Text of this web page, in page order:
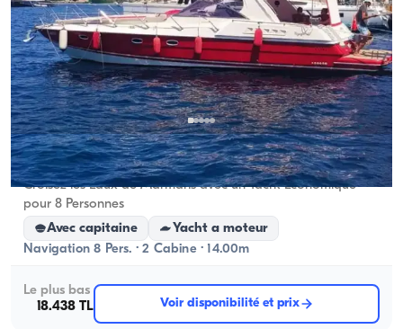
Marmaris, Muğla Nouveau bateau
Croisez les Eaux de Marmaris avec un Yacht Économique
pour 8 Personnes
Avec capitaine
Yacht a moteur
Navigation 8 Pers. · 2 Cabine · 14.00m
Le plus bas
18.438 TL
Voir disponibilité et prix